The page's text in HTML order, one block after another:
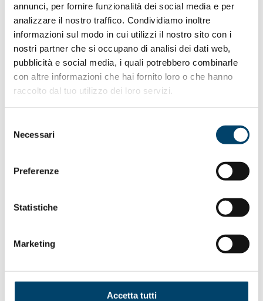
annunci, per fornire funzionalità dei social media e per
analizzare il nostro traffico. Condividiamo inoltre
informazioni sul modo in cui utilizzi il nostro sito con i
nostri partner che si occupano di analisi dei dati web,
pubblicità e social media, i quali potrebbero combinarle
con altre informazioni che hai fornito loro o che hanno
raccolto dal tuo utilizzo dei loro servizi.
delNecessari
Preferenze
Statistiche
Marketing
Accetta tutti